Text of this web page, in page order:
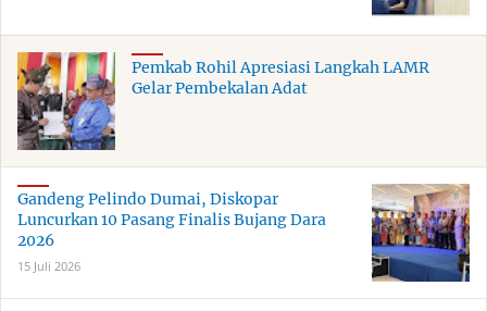
Pemkab Rohil Apresiasi Langkah LAMR
Gelar Pembekalan Adat
Gandeng Pelindo Dumai, Diskopar
Luncurkan 10 Pasang Finalis Bujang Dara
2026
15 Juli 2026